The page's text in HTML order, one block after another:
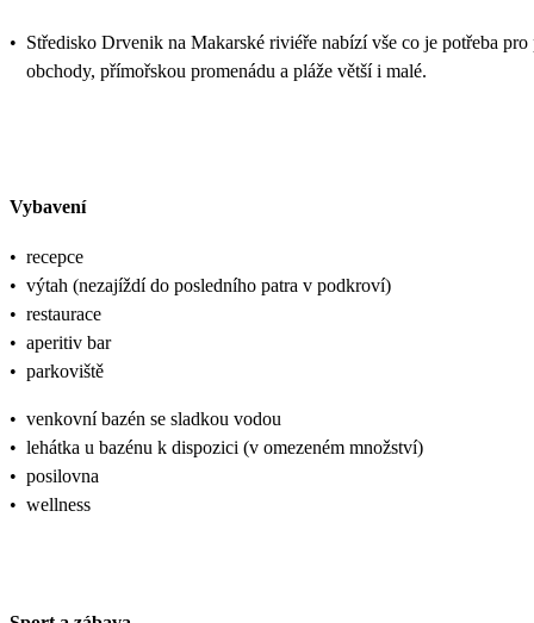
• Středisko Drvenik na Makarské riviéře nabízí vše co je potřeba
obchody, přímořskou promenádu a pláže větší i malé.
Vybavení
• recepce
• výtah (nezajíždí do posledního patra v podkroví)
• restaurace
• aperitiv bar
• parkoviště
• venkovní bazén se sladkou vodou
• lehátka u bazénu k dispozici (v omezeném množství)
• posilovna
• wellness